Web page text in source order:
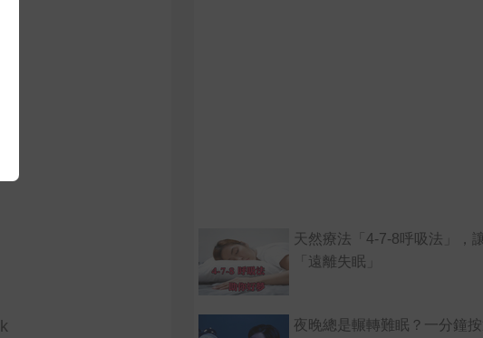
天然療法「4-7-8呼吸法」，
「遠離失眠」
夜晚總是輾轉難眠？一分鐘